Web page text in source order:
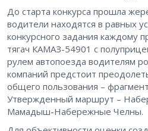
До старта конкурса прошла
водители находятся в равных
конкурсного задания каждому
тягач КАМАЗ-54901 с
рулем автопоезда водителям
компаний предстоит
общего пользования –
Утвержденный маршрут –
Мамадыш-Набережные Челны.